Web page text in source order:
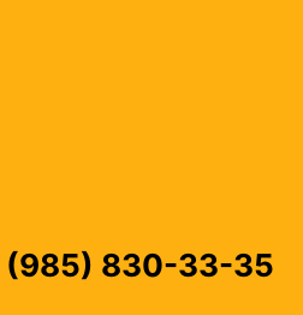
(985) 830-33-35